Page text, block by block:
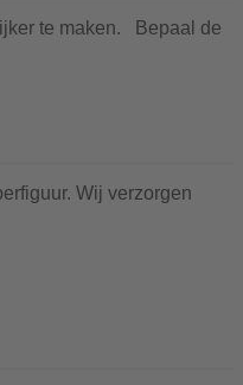
te maken. Bepaal de
Wij verzorgen